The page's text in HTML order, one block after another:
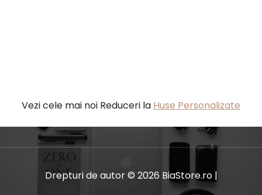
Vezi cele mai noi Reduceri la Huse Personalizate
Drepturi de autor © 2026 BiaStore.ro |